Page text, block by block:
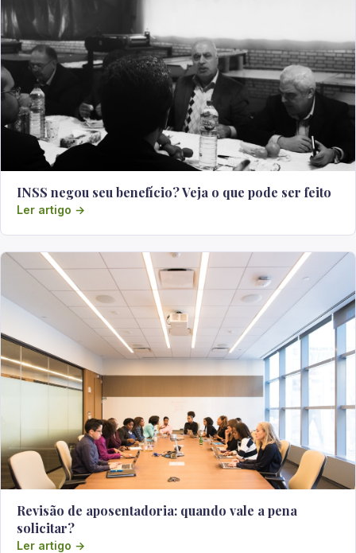
INSS negou seu benefício? Veja o que pode ser feito
Ler artigo →
Revisão de aposentadoria: quando vale a pena
solicitar?
Ler artigo →